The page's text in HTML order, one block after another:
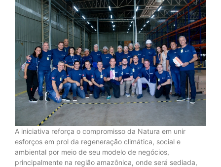
A iniciativa reforça o compromisso da Natura em unir
esforços em prol da regeneração climática, social e
ambiental por meio de seu modelo de negócios,
principalmente na região amazônica, onde será sediada,